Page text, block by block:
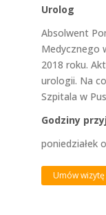
Urolog
Absolwent
Medycznego
2018 roku.
urologii. Na
Szpitala w
Godziny
poniedziałek
Umów wizytę